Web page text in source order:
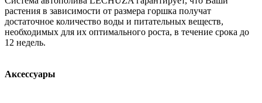
растения в зависимости от размера горшка получат
достаточное количество воды и питательных веществ,
необходимых для их оптимального роста, в течение срока до
12 недель.
Аксессуары